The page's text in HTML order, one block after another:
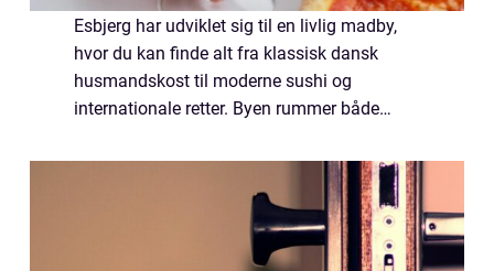
Esbjerg har udviklet sig til en livlig madby,
hvor du kan finde alt fra klassisk dansk
husmandskost til moderne sushi og
internationale retter. Byen rummer både
og stilfulde restauranter, og udbuddet